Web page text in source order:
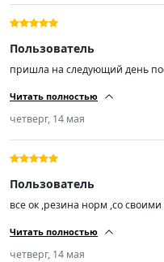
Пользователь
пришла на следующий день
сказал резина шикарная!
продавцу респект!)))!!!!!!!
Читать полностью
четверг, 14 мая
Пользователь
все ок ,резина норм ,со
за эту цену огонь 🔥🔥🔥
Читать полностью
четверг, 14 мая